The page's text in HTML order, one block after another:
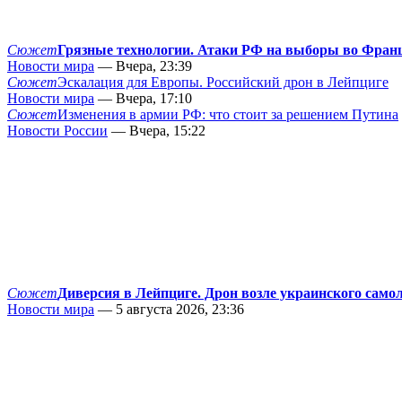
СюжетГрязные технологии. Атаки РФ на выборы во
Новости мира — Вчера, 23:39
СюжетЭскалация для Европы. Российский дрон в Лейпциге
Новости мира — Вчера, 17:10
СюжетИзменения в армии РФ: что стоит за решением Путина
Новости России — Вчера, 15:22
СюжетДиверсия в Лейпциге. Дрон возле украинского
Новости мира — 5 августа 2026, 23:36